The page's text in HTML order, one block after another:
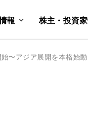
報 株主・投資
〜アジア展開を本格始